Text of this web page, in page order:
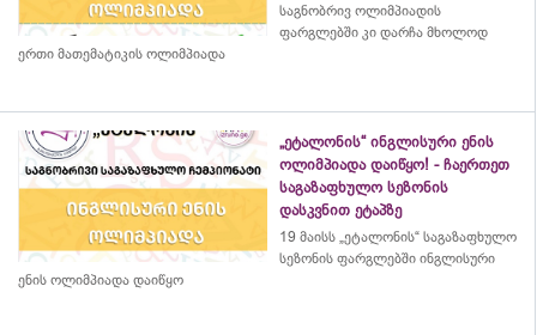
საგნობრივ ოლიმპიადის
ფარგლებში კი დარჩა მხოლოდ
ერთი მათემატიკის ოლიმპიადა
„ეტალონის“ ინგლისური ენის
ოლიმპიადა დაიწყო! - ჩაერთეთ
საგაზაფხულო სეზონის
დასკვნით ეტაპზე
19 მაისს „ეტალონის“ საგაზაფხულო
სეზონის ფარგლებში ინგლისური
ენის ოლიმპიადა დაიწყო